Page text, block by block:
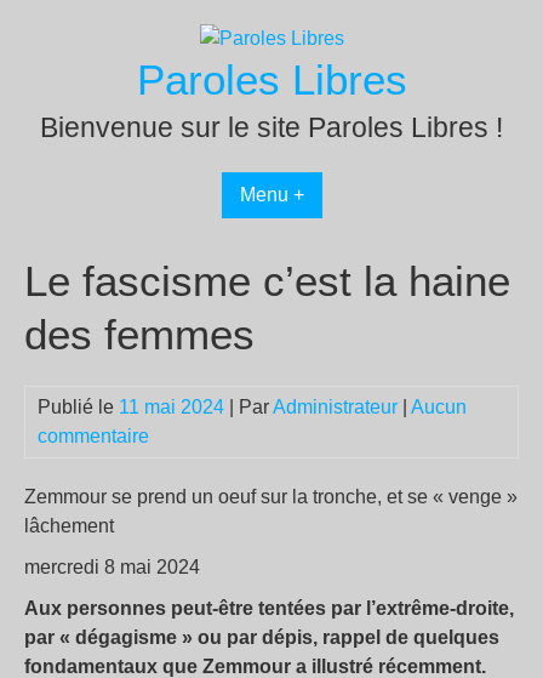
Paroles Libres
Bienvenue sur le site Paroles Libres !
Menu +
Le fascisme c’est la haine
des femmes
Publié le 11 mai 2024 | ParAdministrateur
Aucun
commentaire
Zemmour se prend un oeuf sur la tronche, et se « venge »
lâchement
mercredi 8 mai 2024
Aux personnes peut-être tentées par l’extrême-droite,
par « dégagisme » ou par dépis, rappel de quelques
fondamentaux que Zemmour a illustré récemment.